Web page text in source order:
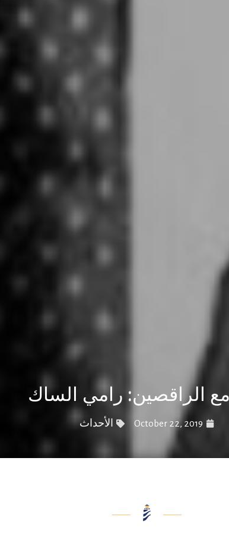
مع الراقصين: رامي الساك
October 22, 2019 الأحداث